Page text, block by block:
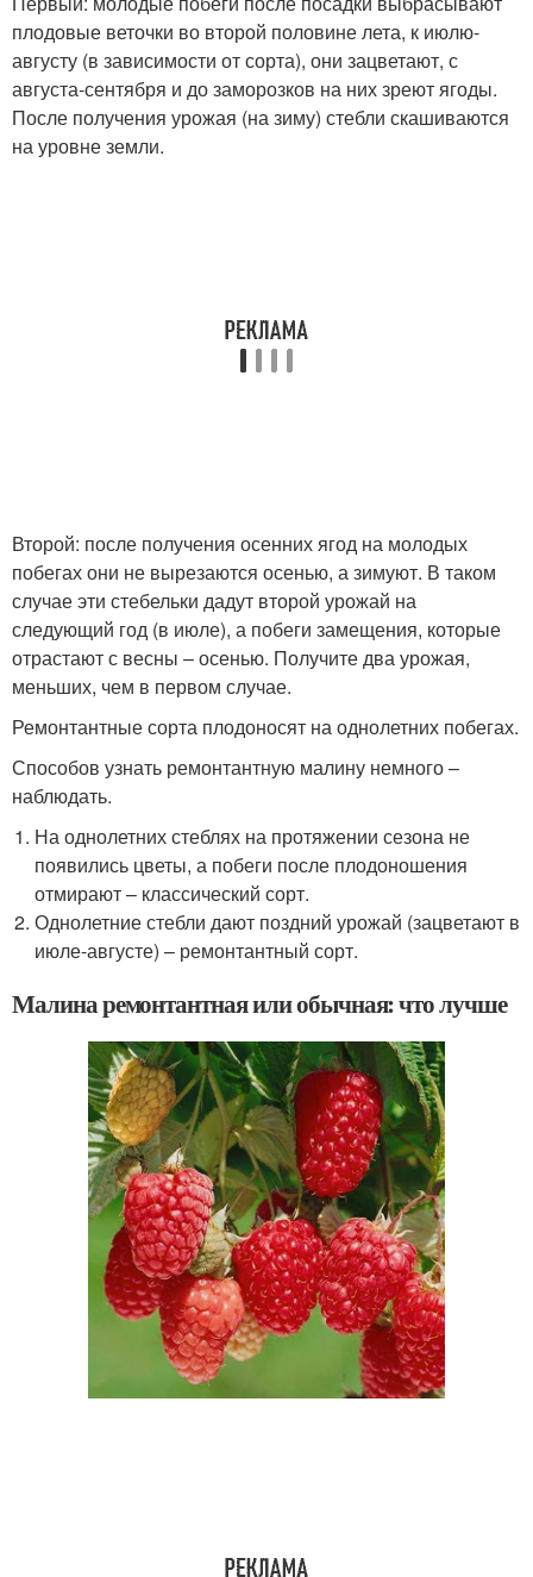
плодовые веточки во второй половине лета, к июлю-
августу (в зависимости от сорта), они зацветают, с
августа-сентября и до заморозков на них зреют ягоды.
После получения урожая (на зиму) стебли скашиваются
на уровне земли.
Второй: после получения осенних ягод на молодых
побегах они не вырезаются осенью, а зимуют. В таком
случае эти стебельки дадут второй урожай на
следующий год (в июле), а побеги замещения, которые
отрастают с весны – осенью. Получите два урожая,
меньших, чем в первом случае.
Ремонтантные сорта плодоносят на однолетних побегах.
Способов узнать ремонтантную малину немного –
наблюдать.
На однолетних стеблях на протяжении сезона не
появились цветы, а побеги после плодоношения
отмирают – классический сорт.
Однолетние стебли дают поздний урожай (зацветают в
июле-августе) – ремонтантный сорт.
Малина ремонтантная или обычная: что лучше